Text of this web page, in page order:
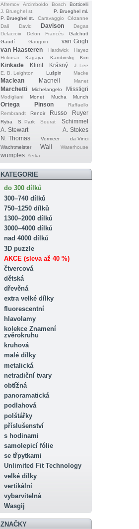
Afremov Arcimboldo Bosch
Botticelli
J. Brueghel st.
P. Brueghel ml.
P. Brueghel st.
Caravaggio
Cézanne
Dalí
David Davison
Degas
Delacroix
Delon Francés
Galchutt
Gaudí
Gauguin
van Gogh
van Haasteren
Hardwick
Hayez
Hokusai
Kagaya Kandinskij Kim
Kinkade Klimt Krásný
J. Lee
E. B. Leighton
Lušpin Macke
Maclean Macneil Manet
Marchetti Michelangelo Misstigri
Modigliani Monet Mucha Munch
Ortega Pinson
Raffaello
Rembrandt
Renoir Russo Ruyer
Ryba S. Park Seurat
Schimmel
A. Stewart
A. Stokes
N. Thomas
Vermeer
da Vinci
Wachtmeister
Wall Waterhouse
wumples Yerka
KATEGORIE
do 300 dílků
300–740 dílků
750–1250 dílků
1300–2000 dílků
3000–4000 dílků
nad 4000 dílků
3D puzzle
AKCE (sleva až 40 %)
čtvercová
dětská
dřevěná
extra velké dílky
fluorescentní
hlavolamy
kolekce Znamení
zvěrokruhu
kruhová
malé dílky
metalická
netradiční tvary
obtížná
panoramatická
podlahová
polštářky
příslušenství
s hodinami
samolepicí fólie
se třpytkami
Unlimited Fit Technology
velké dílky
vertikální
vybarvitelná
Wasgij
ZNAČKY